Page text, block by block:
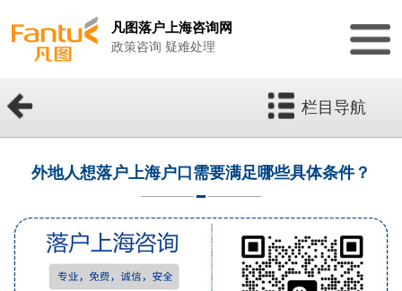
凡图落户上海咨询网
政策咨询 疑难处理
栏目导航
外地人想落户上海户口需要满足哪些具体条件？